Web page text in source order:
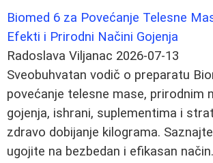
Biomed 6 za Povećanje Telesne
Efekti i Prirodni Načini Gojenja
Radoslava Viljanac 2026-07-13
Sveobuhvatan vodič o preparatu
povećanje telesne mase, prirodnim
gojenja, ishrani, suplementima i
zdravo dobijanje kilograma.
ugojite na bezbedan i efikasan način.